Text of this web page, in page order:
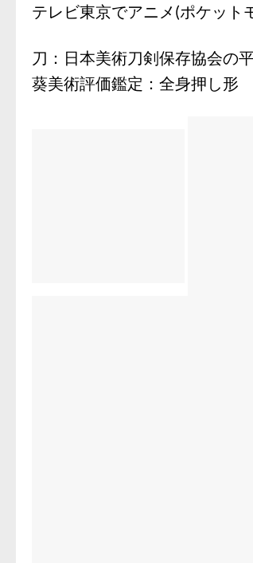
テレビ東京でアニメ(ポケット
刀：日本美術刀剣保存協会の
葵美術評価鑑定：全身押し形